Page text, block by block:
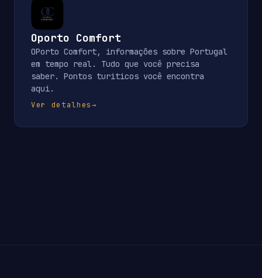
Oporto Comfort
OPorto Comfort, informações sobre Portugal
em tempo real. Tudo que você precisa
saber. Pontos turiticos você encontra
aqui.
Ver detalhes→